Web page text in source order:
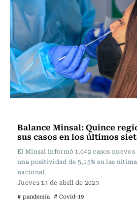
Balance Minsal: Quince
sus casos en los últimos
El Minsal informó 1.042 casos
una positividad de 5,15% en las
nacional.
Jueves 13 de abril de 2023
# pandemia # Covid-19